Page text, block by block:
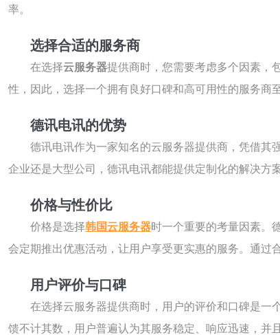
率。
选择合适的服务商
在选择云服务器提供商时，您需要考虑多个因素，
性，因此，选择一个拥有良好口碑和高可用性的服务商
德讯电讯的优势
德讯电讯作为一家知名的云服务器提供商，凭借其
企业还是大型公司，德讯电讯都能提供定制化的解决方
价格与性价比
价格是选择韩国云服务器时一个重要的考量因素。
会定期推出优惠活动，让用户享受更实惠的服务。通过
用户评价与口碑
在选择云服务器提供商时，用户的评价和口碑是一
馈不计其数，用户普遍认为其服务稳定、响应迅速，并